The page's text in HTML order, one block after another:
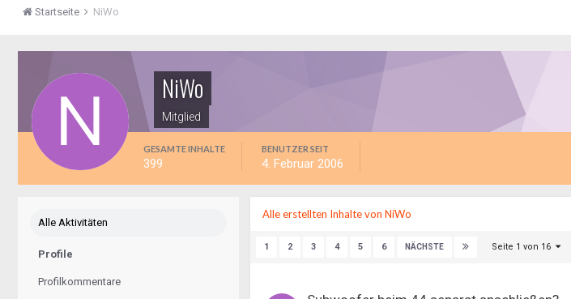
Startseite NiWo
NiWo
Mitglied
GESAMTE INHALTE
399
BENUTZER SEIT
4. Februar 2006
Alle Aktivitäten
Profile
Profilkommentare
Alle erstellten Inhalte von NiWo
1 2 3 4 5 6 NÄCHSTE Seite 1 von 16